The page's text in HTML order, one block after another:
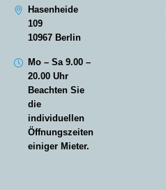
Hasenheide
109
10967 Berlin
Mo – Sa 9.00 –
20.00 Uhr
Beachten Sie
die
individuellen
Öffnungszeiten
einiger Mieter.